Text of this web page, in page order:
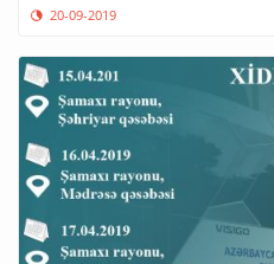
20-09-2019